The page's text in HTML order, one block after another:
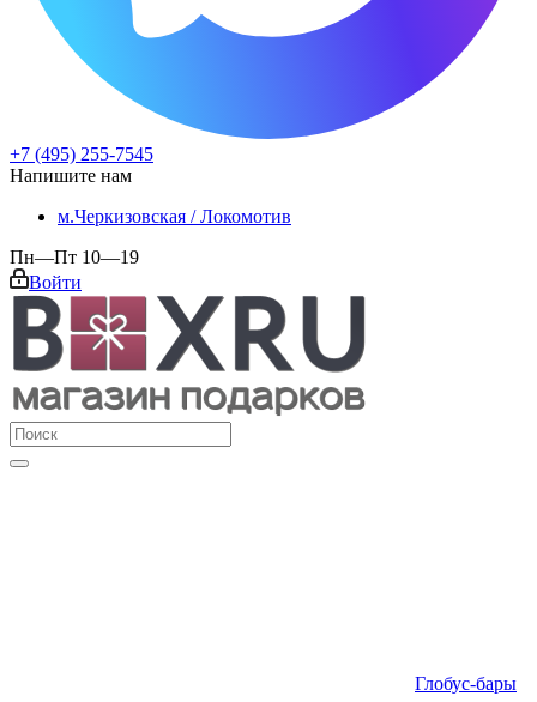
+7 (495) 255-7545
Напишите нам
м.Черкизовская / Локомотив
Пн—Пт 10—19
Войти
Глобус-бары